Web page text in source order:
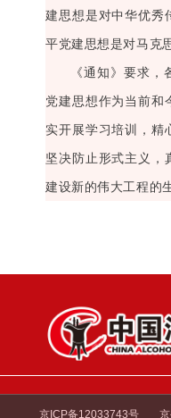
建思想是对中华优秀
平党建思想是对马克
《通知》要求
党建思想作为当前和
实开展学习培训，精
坚决防止形式主义，
建设新的伟大工程的
京ICP备12033743号